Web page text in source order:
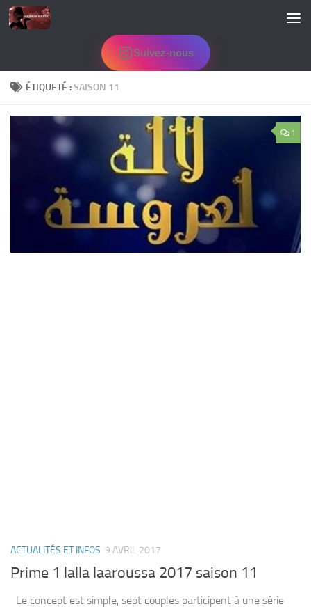
Skip to content
Suivez-nous
ÉTIQUETÉ :SAISON 11
1
ACTUALITÉS ET INFOS 9 AVRIL 2017
Prime 1 lalla laaroussa 2017 saison 11
Le concept est simple, sept couples participent à une série